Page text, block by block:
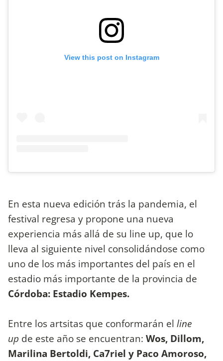
View this post on Instagram
En esta nueva edición trás la pandemia, el
festival regresa y propone una nueva
experiencia más allá de su line up, que lo
lleva al siguiente nivel consolidándose como
uno de los más importantes del país en el
estadio más importante de la provincia de
Córdoba: Estadio Kempes.
Entre los artsitas que conformarán el line
up de este año se encuentran: Wos, Dillom,
Marilina Bertoldi, Ca7riel y Paco Amoroso,